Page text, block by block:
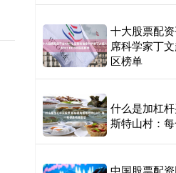
十大股票配
席科学家丁
区榜单
什么是加杠
斯特山村：